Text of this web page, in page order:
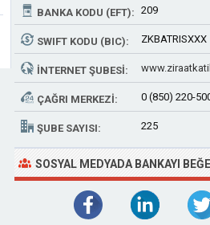
BANKA KODU (EFT): 209
SWIFT KODU (BIC): ZKBATRISXXX
İNTERNET ŞUBESI:
ÇAĞRI MERKEZI: 0 (850) 220-
ŞUBE SAYISI: 225
SOSYAL MEDYADA BANKAYI